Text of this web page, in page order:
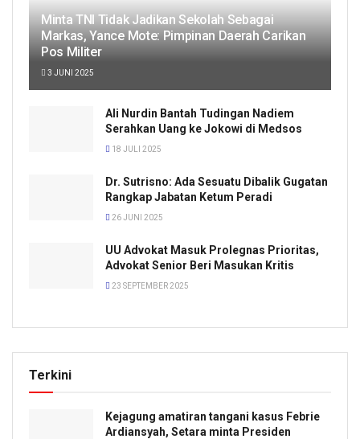
Minta TNI Tidak Jadikan Sekolah Sebagai
Markas, Yance Mote: Pimpinan Daerah Carikan
Pos Militer
3 JUNI 2025
Ali Nurdin Bantah Tudingan Nadiem
Serahkan Uang ke Jokowi di Medsos
18 JULI 2025
Dr. Sutrisno: Ada Sesuatu Dibalik Gugatan
Rangkap Jabatan Ketum Peradi
26 JUNI 2025
UU Advokat Masuk Prolegnas Prioritas,
Advokat Senior Beri Masukan Kritis
23 SEPTEMBER 2025
Terkini
Kejagung amatiran tangani kasus Febrie
Ardiansyah, Setara minta Presiden